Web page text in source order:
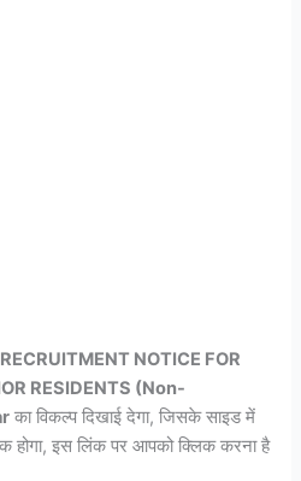
RECRUITMENT NOTICE FOR
RESIDENTS (Non-
का विकल्प दिखाई देगा, जिसके साइड में
होगा, इस लिंक पर आपको क्लिक करना है